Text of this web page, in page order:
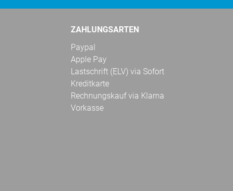
ZAHLUNGSARTEN
Paypal
Apple Pay
Lastschrift (ELV) via Sofort
Kreditkarte
Rechnungskauf via Klarna
Vorkasse